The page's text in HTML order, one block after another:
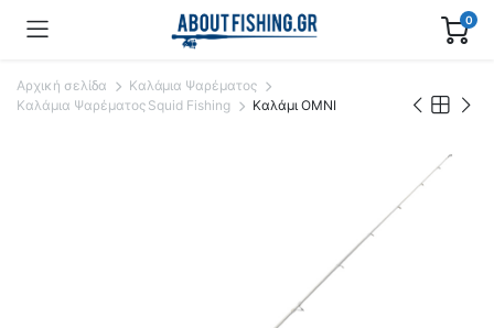
0
Αρχική σελίδα
Καλάμια Ψαρέματος
Καλάμια Ψαρέματος Squid Fishing
Καλάμι OMNI